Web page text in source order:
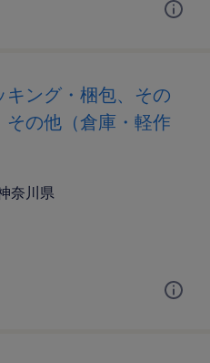
キング・梱包、その
の他（倉庫・軽作
奈川県